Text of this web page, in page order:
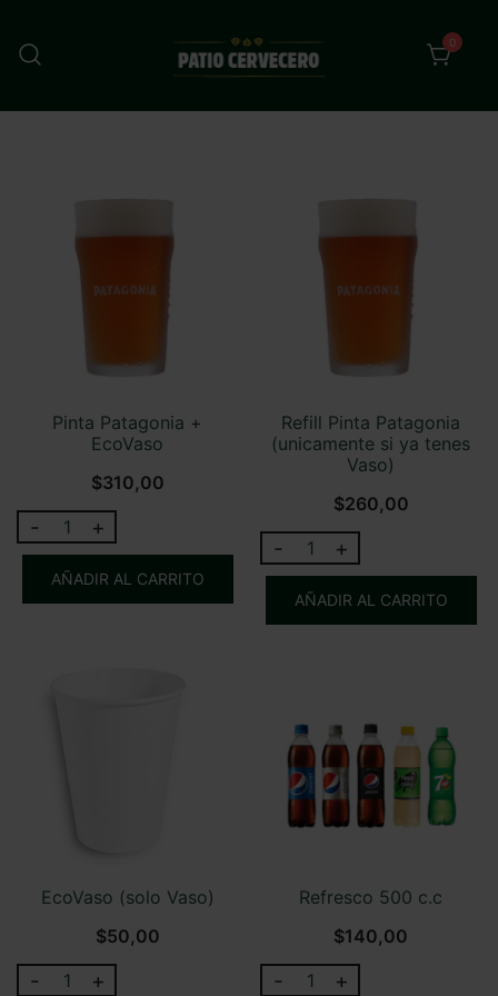
contenido
0
Pinta Patagonia +
EcoVaso
$310,00
-
Pinta
Patagonia
+
+
AÑADIR AL CARRITO
Refill Pinta Patagonia
(unicamente si ya tenes
Vaso)
$260,00
-
Refill
Pinta
Patagonia
tenes
Vaso)
cantidad
+
AÑADIR AL CARRITO
EcoVaso (solo Vaso)
$50,00
-
EcoVaso
+
Refresco 500 c.c
$140,00
-
Refresco
+